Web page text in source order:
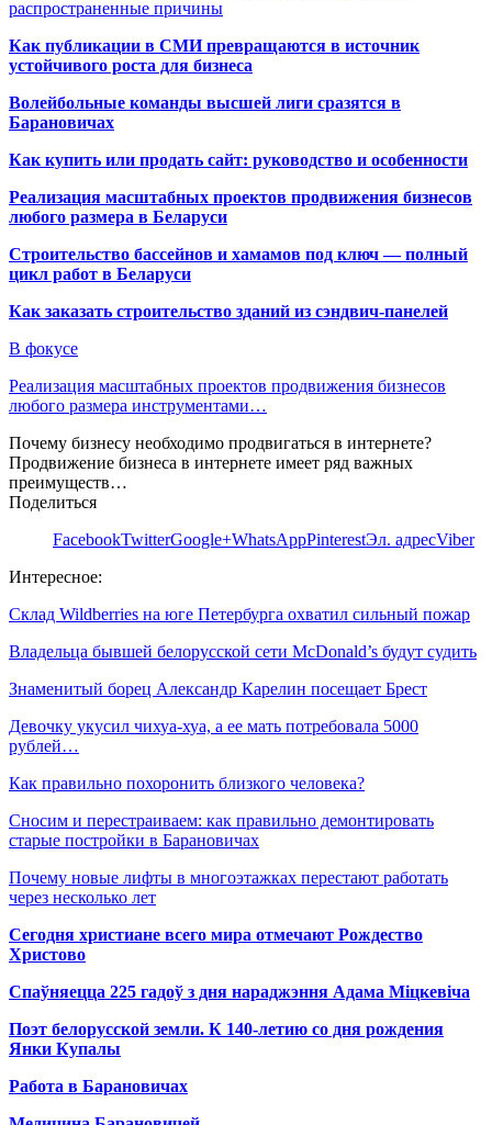
распространенные причины
Как публикации в СМИ превращаются в источник
устойчивого роста для бизнеса
Волейбольные команды высшей лиги сразятся в
Барановичах
Как купить или продать сайт: руководство и особенности
Реализация масштабных проектов продвижения бизнесов
любого размера в Беларуси
Строительство бассейнов и хамамов под ключ — полный
цикл работ в Беларуси
Как заказать строительство зданий из сэндвич-панелей
В фокусе
Реализация масштабных проектов продвижения бизнесов
любого размера инструментами…
Почему бизнесу необходимо продвигаться в интернете?
Продвижение бизнеса в интернете имеет ряд важных
преимуществ…
Поделиться
FacebookTwitterGoogle+WhatsAppPinterestЭл. адресViber
Интересное:
Склад Wildberries на юге Петербурга охватил сильный пожар
Владельца бывшей белорусской сети McDonald’s будут судить
Знаменитый борец Александр Карелин посещает Брест
Девочку укусил чихуа-хуа, а ее мать потребовала 5000
рублей…
Как правильно похоронить близкого человека?
Сносим и перестраиваем: как правильно демонтировать
старые постройки в Барановичах
Почему новые лифты в многоэтажках перестают работать
через несколько лет
Сегодня христиане всего мира отмечают Рождество
Христово
Спаўняецца 225 гадоў з дня нараджэння Адама Міцкевіча
Поэт белорусской земли. К 140-летию со дня рождения
Янки Купалы
Работа в Барановичах